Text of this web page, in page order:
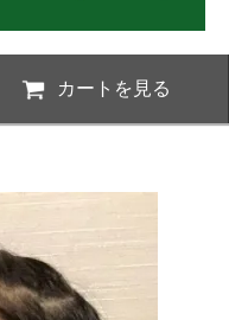
カートを見る